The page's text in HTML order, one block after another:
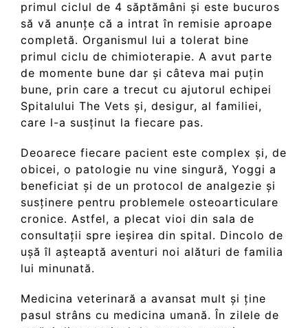
primul ciclul de 4 săptămâni și este bucuros
să vă anunțe că a intrat în remisie aproape
completă. Organismul lui a tolerat bine
primul ciclu de chimioterapie. A avut parte
de momente bune dar și câteva mai puțin
bune, prin care a trecut cu ajutorul echipei
Spitalului The Vets și, desigur, al familiei,
care l-a susținut la fiecare pas.
Deoarece fiecare pacient este complex și, de
obicei, o patologie nu vine singură, Yoggi a
beneficiat și de un protocol de analgezie și
susținere pentru problemele osteoarticulare
cronice. Astfel, a plecat vioi din sala de
consultații spre ieșirea din spital. Dincolo de
ușă îl așteaptă aventuri noi alături de familia
lui minunată.
Medicina veterinară a avansat mult și ține
pasul strâns cu medicina umană. În zilele de